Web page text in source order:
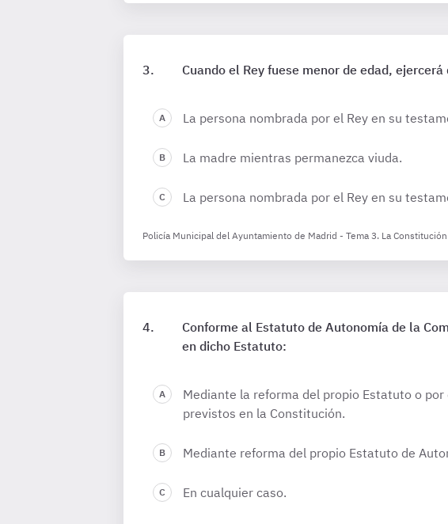
Cuando el Rey fuese menor de edad,
La persona nombrada por el Rey en su
La madre mientras permanezca viuda.
La persona nombrada por el Rey en su
Policía Municipal del Ayuntamiento de Madrid - Tema 3. La
Conforme al Estatuto de Autonomía de la
en dicho Estatuto:
Mediante la reforma del propio Estatuto o
previstos en la Constitución.
Mediante reforma del propio Estatuto de
En cualquier caso.